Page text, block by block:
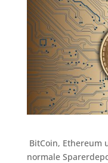
BitCoin, Ethereum
normale